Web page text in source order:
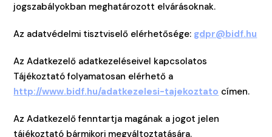
jogszabályokban meghatározott elvárásoknak.
Az adatvédelmi tisztviselő elérhetősége: gdpr@bidf.hu
Az Adatkezelő adatkezeléseivel kapcsolatos
Tájékoztató folyamatosan elérhető a
http://www.bidf.hu/adatkezelesi-tajekoztato címen.
Az Adatkezelő fenntartja magának a jogot jelen
tájékoztató bármikori megváltoztatására.